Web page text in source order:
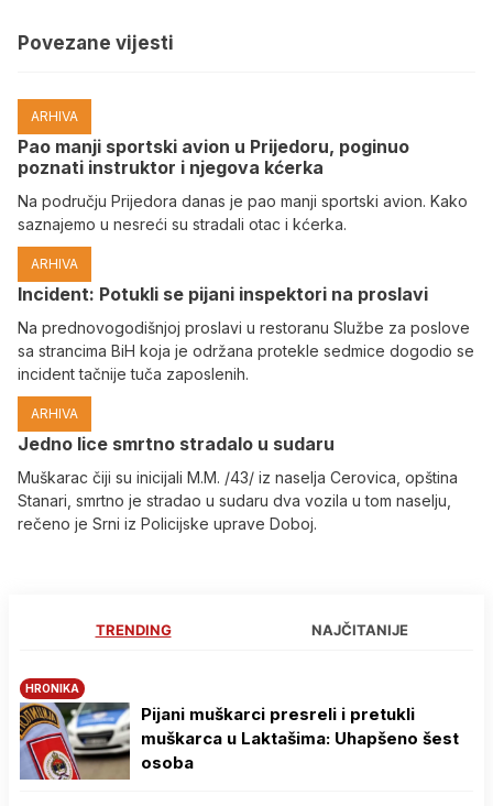
Povezane vijesti
ARHIVA
Pao manji sportski avion u Prijedoru, poginuo
poznati instruktor i njegova kćerka
Na području Prijedora danas je pao manji sportski avion. Kako
saznajemo u nesreći su stradali otac i kćerka.
ARHIVA
Incident: Potukli se pijani inspektori na proslavi
Na prednovogodišnjoj proslavi u restoranu Službe za poslove
sa strancima BiH koja je održana protekle sedmice dogodio se
incident tačnije tuča zaposlenih.
ARHIVA
Јedno lice smrtno stradalo u sudaru
Muškarac čiji su inicijali M.M. /43/ iz naselja Cerovica, opština
Stanari, smrtno je stradao u sudaru dva vozila u tom naselju,
rečeno je Srni iz Policijske uprave Doboj.
TRENDING NAJČITANIJE
HRONIKA
Pijani muškarci presreli i pretukli
muškarca u Laktašima: Uhapšeno šest
osoba